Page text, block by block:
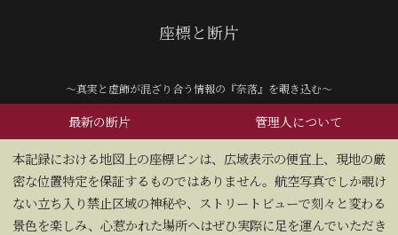
座標と断片
～真実と虚飾が混ざり合う情報の『奈落』を覗き込む～
最新の断片 管理人について
​本記録における地図上の座標ピンは、広域表示の便宜上、現地の厳
密な位置特定を保証するものではありません。航空写真でしか覗け
ない立ち入り禁止区域の神秘や、ストリートビューで刻々と変わる
景色を楽しみ、心惹かれた場所へはぜひ実際に足を運んでいただき